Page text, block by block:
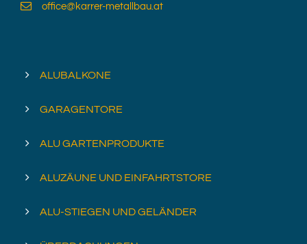
office@karrer-metallbau.at
ALUBALKONE
GARAGENTORE
ALU GARTENPRODUKTE
ALUZÄUNE UND EINFAHRTSTORE
ALU-STIEGEN UND GELÄNDER